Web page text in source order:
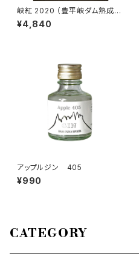
峡紅 2020 （豊平峡ダム熟成ワ
イン）
¥4,840
アップルジン 405
¥990
CATEGORY